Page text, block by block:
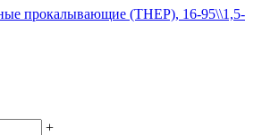
прокалывающие (ТНЕР), 16-95\\1,5-
+